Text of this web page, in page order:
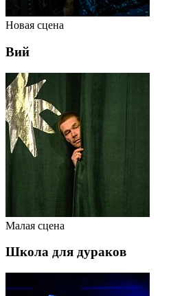
Новая сцена
Вий
Малая сцена
Школа для дураков